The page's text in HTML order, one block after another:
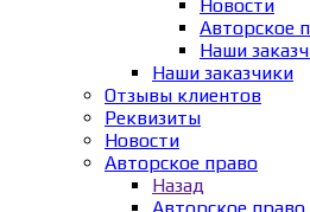
Новости
Авторское
Наши
Наши заказчики
Отзывы клиентов
Реквизиты
Новости
Авторское право
Назад